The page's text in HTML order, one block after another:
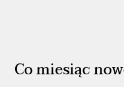
Co miesiąc